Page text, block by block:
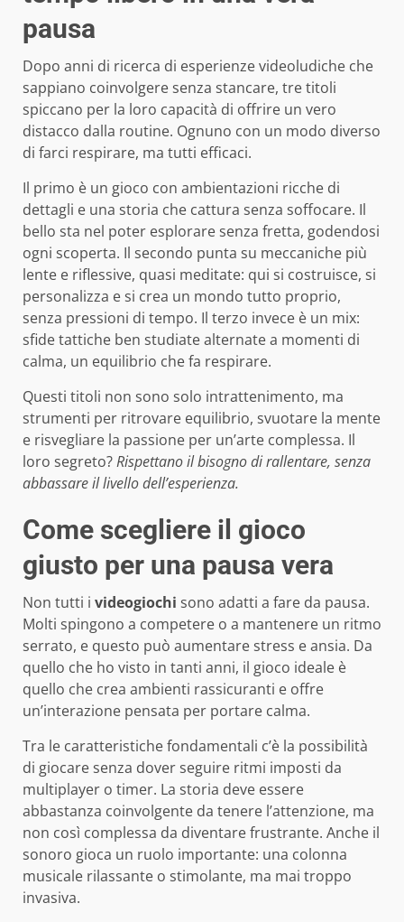
pausa
Dopo anni di ricerca di esperienze videoludiche che
sappiano coinvolgere senza stancare, tre titoli
spiccano per la loro capacità di offrire un vero
distacco dalla routine. Ognuno con un modo diverso
di farci respirare, ma tutti efficaci.
Il primo è un gioco con ambientazioni ricche di
dettagli e una storia che cattura senza soffocare. Il
bello sta nel poter esplorare senza fretta, godendosi
ogni scoperta. Il secondo punta su meccaniche più
lente e riflessive, quasi meditate: qui si costruisce, si
personalizza e si crea un mondo tutto proprio,
senza pressioni di tempo. Il terzo invece è un mix:
sfide tattiche ben studiate alternate a momenti di
calma, un equilibrio che fa respirare.
Questi titoli non sono solo intrattenimento, ma
strumenti per ritrovare equilibrio, svuotare la mente
e risvegliare la passione per un’arte complessa. Il
loro segreto?Rispettano il bisogno di rallentare, senza
abbassare il livello dell’esperienza.
Come scegliere il gioco
giusto per una pausa vera
Non tutti i videogiochi sono adatti a fare da pausa.
Molti spingono a competere o a mantenere un ritmo
serrato, e questo può aumentare stress e ansia. Da
quello che ho visto in tanti anni, il gioco ideale è
quello che crea ambienti rassicuranti e offre
un’interazione pensata per portare calma.
Tra le caratteristiche fondamentali c’è la possibilità
di giocare senza dover seguire ritmi imposti da
multiplayer o timer. La storia deve essere
abbastanza coinvolgente da tenere l’attenzione, ma
non così complessa da diventare frustrante. Anche il
sonoro gioca un ruolo importante: una colonna
musicale rilassante o stimolante, ma mai troppo
invasiva.